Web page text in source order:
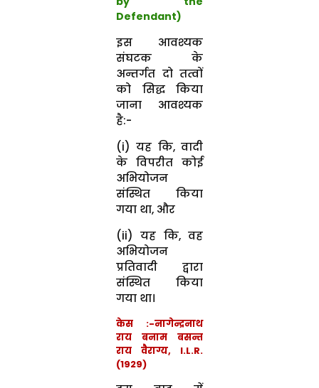
Defendant)
इस आवश्यक
संघटक के
अन्तर्गत दो तत्वों
को सिद्ध किया
जाना आवश्यक
है:-
(i) यह कि, वादी
के विपरीत कोई
अभियोजन
संस्थित किया
गया था, और
(ii) यह कि, वह
अभियोजन
प्रतिवादी द्वारा
संस्थित किया
गया था।
केस :-नागेन्द्रनाथ
राय बनाम बसन्त
राय वैराग्य, I.L.R.
(1929)